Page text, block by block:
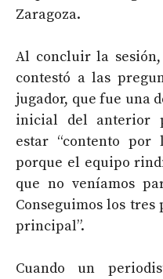
Zaragoza.
Al concluir la
contestó a las
jugador, que fue una
inicial del anterior
estar “contento
porque el equipo
que no veníamos
Conseguimos los
principal”.
Cuando un